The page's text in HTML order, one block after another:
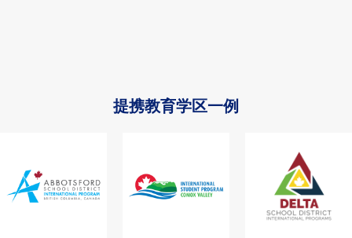
提携教育学区一例